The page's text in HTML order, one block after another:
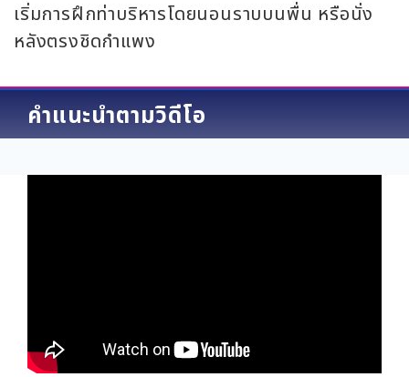
เริ่มการฝึกท่าบริหารโดยนอนราบบนพื่น หรือนั่ง
หลังตรงชิดกำแพง
คำแนะนำตามวิดีโอ